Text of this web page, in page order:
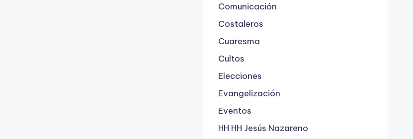
Comunicación
Costaleros
Cuaresma
Cultos
Elecciones
Evangelización
Eventos
HH HH Jesús Nazareno